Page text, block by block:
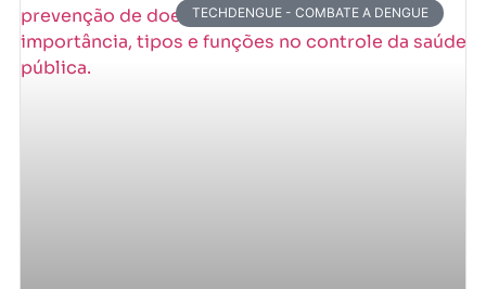
TECHDENGUE - COMBATE A DENGUE